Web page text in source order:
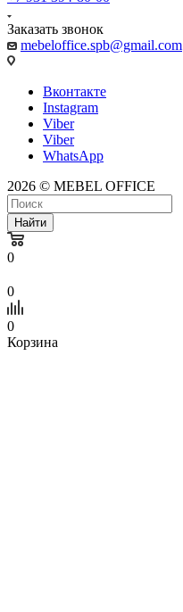
Заказать звонок
mebeloffice.spb@gmail.com
Вконтакте
Instagram
Viber
Viber
WhatsApp
2026 © MEBEL OFFICE
Найти
0
0
0
Корзина